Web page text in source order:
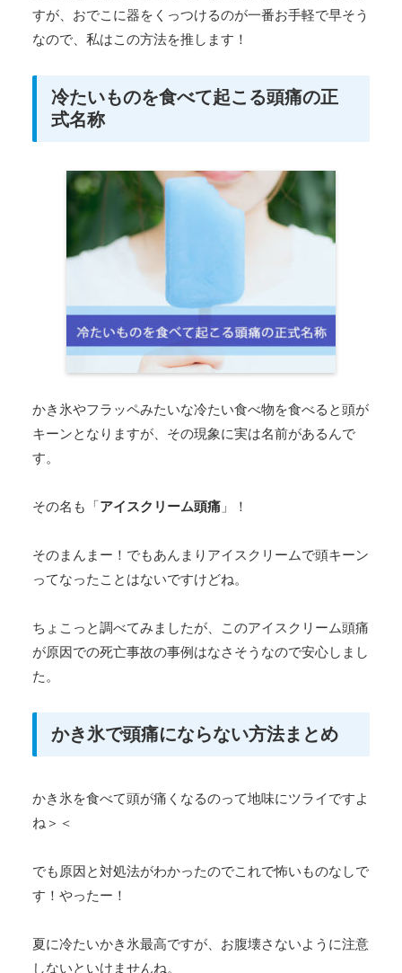
すが、おでこに器をくっつけるのが一番お手軽で早そう
なので、私はこの方法を推します！
冷たいものを食べて起こる頭痛の正
式名称
かき氷やフラッペみたいな冷たい食べ物を食べると頭が
キーンとなりますが、その現象に実は名前があるんで
す。
その名も「 アイスクリーム頭痛 」！
そのまんまー！でもあんまりアイスクリームで頭キーン
ってなったことはないですけどね。
ちょこっと調べてみましたが、このアイスクリーム頭痛
が原因での死亡事故の事例はなさそうなので安心しまし
た。
かき氷で頭痛にならない方法まとめ
かき氷を食べて頭が痛くなるのって地味にツライですよ
ね＞＜
でも原因と対処法がわかったのでこれで怖いものなしで
す！やったー！
夏に冷たいかき氷最高ですが、お腹壊さないように注意
しないといけませんね。